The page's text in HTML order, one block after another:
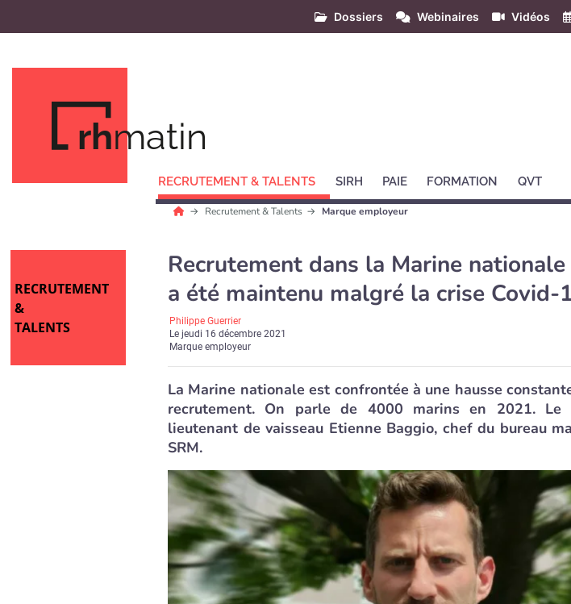
Dossiers Webinaires Vidéos
rhmatin
RECRUTEMENT & TALENTS SIRH PAIE FORMATION QVT
Recrutement & Talents Marque employeur
RECRUTEMENT
&
TALENTS
Recrutement dans la Marine nationale
a été maintenu malgré la crise Covid-
Philippe Guerrier
Lejeudi 16 décembre 2021
Marque employeur
La Marine nationale est confrontée à une hausse
recrutement. On parle de 4000 marins en 2021. Le
lieutenant de vaisseau Etienne Baggio, chef du bureau
SRM.